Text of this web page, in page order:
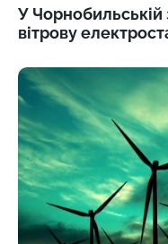
У
вітрову